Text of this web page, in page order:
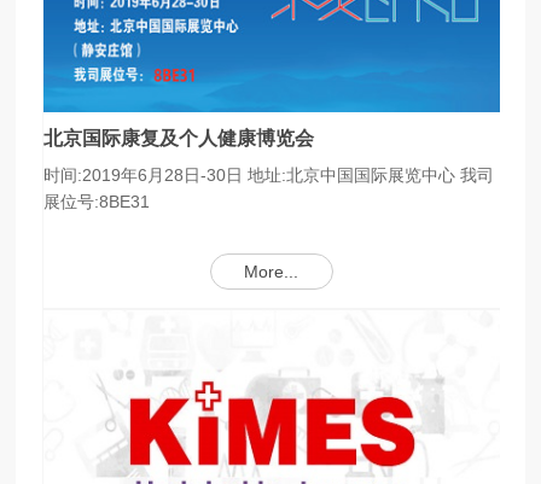
北京国际康复及个人健康博览会
时间:2019年6月28日-30日 地址:北京中国国际展览中心 我司
展位号:8BE31
More...